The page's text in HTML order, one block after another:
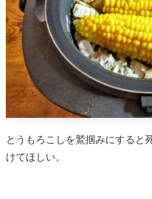
とうもろこしを鷲掴みにすると
けてほしい。